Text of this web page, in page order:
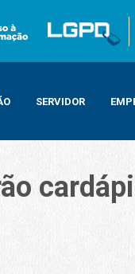
SERVIDOR